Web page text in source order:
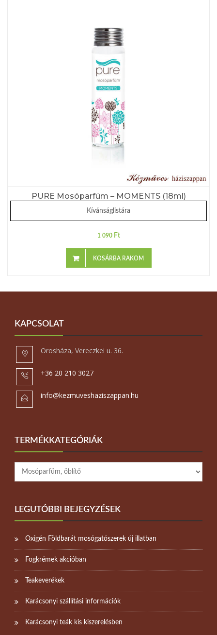
PURE Mosóparfüm – MOMENTS (18ml)
Kívánságlistára
1 090 Ft
KOSÁRBA RAKOM
KAPCSOLAT
Orosháza, Vereczkei u. 36.
+36 20 210 3027
info@kezmuveshaziszappan.hu
TERMÉKKATEGÓRIÁK
LEGUTÓBBI BEJEGYZÉSEK
Oxigén Földbarát mosógatószerek új illatban
Fogkrémek akcióban
Teakeverékek
Karácsonyi szállítási információk
Karácsonyi teák kis kiszerelésben